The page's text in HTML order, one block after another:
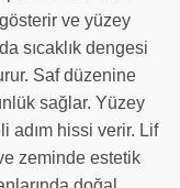
ve yüzey
sıcaklık dengesi
Saf düzenine
sağlar. Yüzey
adım hissi verir. Lif
zeminde estetik